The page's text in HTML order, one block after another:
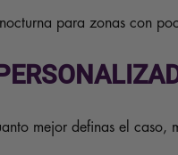
para zonas con
mejor definas el caso,